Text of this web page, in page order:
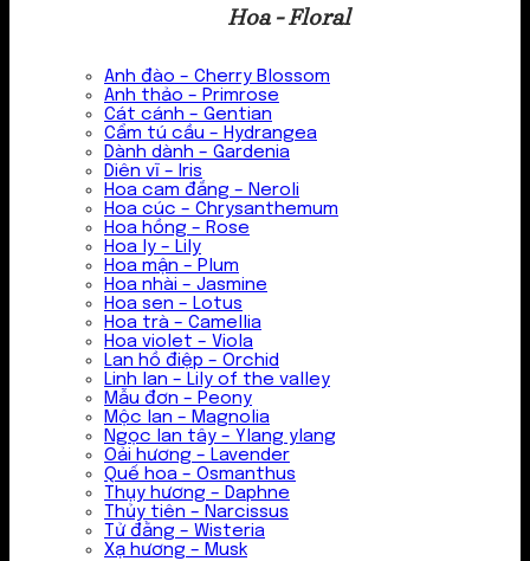
Hoa - Floral
Anh đào – Cherry Blossom
Anh thảo – Primrose
Cát cánh – Gentian
Cẩm tú cầu – Hydrangea
Dành dành – Gardenia
Diên vĩ – Iris
Hoa cam đắng – Neroli
Hoa cúc – Chrysanthemum
Hoa hồng – Rose
Hoa ly – Lily
Hoa mận – Plum
Hoa nhài – Jasmine
Hoa sen – Lotus
Hoa trà – Camellia
Hoa violet – Viola
Lan hồ điệp – Orchid
Linh lan – Lily of the valley
Mẫu đơn – Peony
Mộc lan – Magnolia
Ngọc lan tây – Ylang ylang
Oải hương – Lavender
Quế hoa – Osmanthus
Thụy hương – Daphne
Thủy tiên – Narcissus
Tử đằng – Wisteria
Xạ hương – Musk